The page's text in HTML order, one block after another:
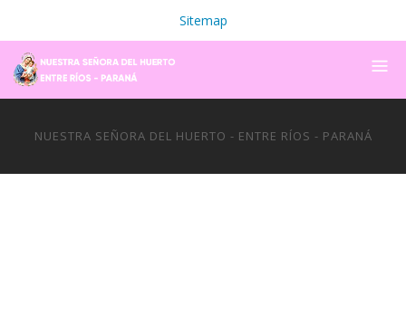
Sitemap
NUESTRA SEÑORA DEL HUERTO - ENTRE RÍOS - PARANÁ